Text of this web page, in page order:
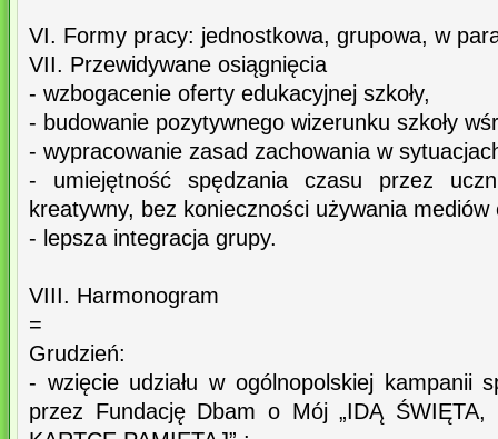
VI. Formy pracy: jednostkowa, grupowa, w
VII. Przewidywane osiągnięcia
- wzbogacenie oferty edukacyjnej szkoły,
- budowanie pozytywnego wizerunku szkoły
- wypracowanie zasad zachowania w
- umiejętność spędzania czasu przez
kreatywny, bez konieczności używania mediów
- lepsza integracja grupy.
VIII. Harmonogram
=
Grudzień:
- wzięcie udziału w ogólnopolskiej kampanii
przez Fundację Dbam o Mój „IDĄ